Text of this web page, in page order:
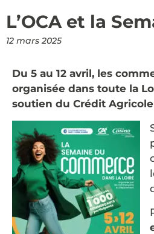
L’OCA et la
12 mars 2025
Du 5 au 12 avril, les
organisée dans toute la
soutien du Crédit